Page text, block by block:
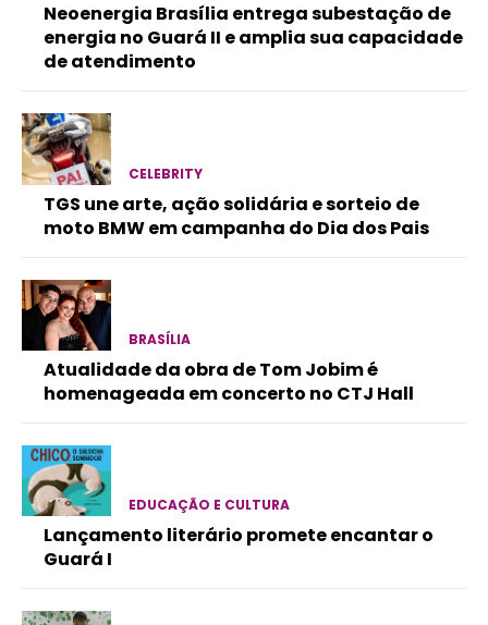
Neoenergia Brasília entrega subestação de
energia no Guará II e amplia sua capacidade
de atendimento
CELEBRITY
TGS une arte, ação solidária e sorteio de
moto BMW em campanha do Dia dos Pais
BRASÍLIA
Atualidade da obra de Tom Jobim é
homenageada em concerto no CTJ Hall
EDUCAÇÃO E CULTURA
Lançamento literário promete encantar o
Guará I